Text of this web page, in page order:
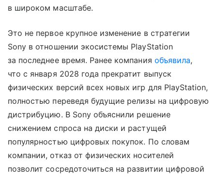
в широком масштабе.
Это не первое крупное изменение в стратегии
Sony в отношении экосистемы PlayStation
за последнее время. Ранее компания объявила,
что с января 2028 года прекратит выпуск
физических версий всех новых игр для PlayStation,
полностью переведя будущие релизы на цифровую
дистрибуцию. В Sony объяснили решение
снижением спроса на диски и растущей
популярностью цифровых покупок. По словам
компании, отказ от физических носителей
позволит сосредоточиться на развитии цифровой